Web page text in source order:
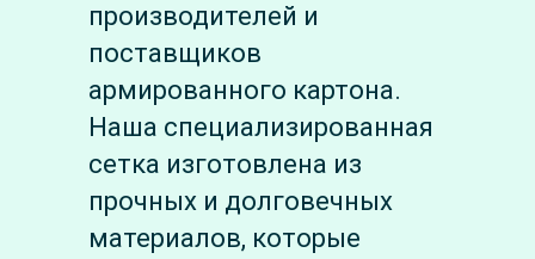
производителей и
поставщиков
армированного картона.
Наша специализированная
сетка изготовлена из
прочных и долговечных
материалов, которые